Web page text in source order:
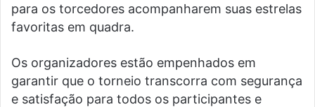
para os torcedores acompanharem suas estrelas
favoritas em quadra.
Os organizadores estão empenhados em
garantir que o torneio transcorra com segurança
e satisfação para todos os participantes e